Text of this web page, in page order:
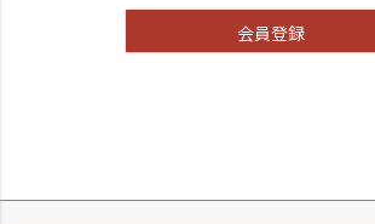
会員登録